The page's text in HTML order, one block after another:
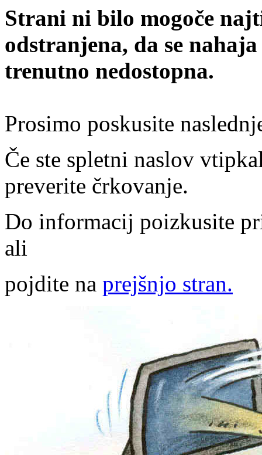
Strani ni bilo mogoče
odstranjena, da se
trenutno nedostopna.
Prosimo poskusite
Če ste spletni naslov
preverite črkovanje.
Do informacij poizkusite
ali
pojdite na prejšnjo stran.